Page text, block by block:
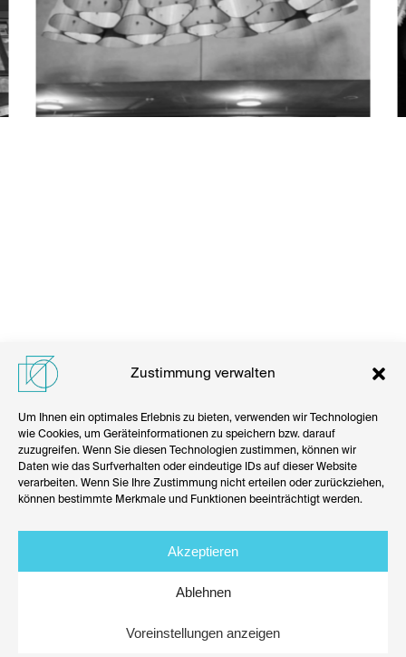
Zustimmung verwalten
Um Ihnen ein optimales Erlebnis zu bieten, verwenden wir Technologien
wie Cookies, um Geräteinformationen zu speichern bzw. darauf
zuzugreifen. Wenn Sie diesen Technologien zustimmen, können wir
Daten wie das Surfverhalten oder eindeutige IDs auf dieser Website
verarbeiten. Wenn Sie Ihre Zustimmung nicht erteilen oder zurückziehen,
können bestimmte Merkmale und Funktionen beeinträchtigt werden.
Akzeptieren
Ablehnen
Voreinstellungen anzeigen